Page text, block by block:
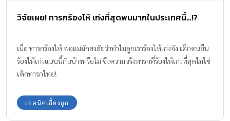
วิจัยเผย! ทารกร้องไห้ เก่งที่สุดพบมากในประเทศนี้…!?
เมื่อ ทารกร้องไห้ พ่อแม่มักสงสัยว่าทำไมลูกเราร้องไห้เก่งจัง เด็กคนอื่น
ร้องไห้เก่งแบบนี้กันบ้างหรือไม่ ซึ่งความจริงทารกที่ร้องไห้เก่งที่สุดไม่ใช่
เด็กทารกไทย!
เทคนิคเลี้ยงลูก